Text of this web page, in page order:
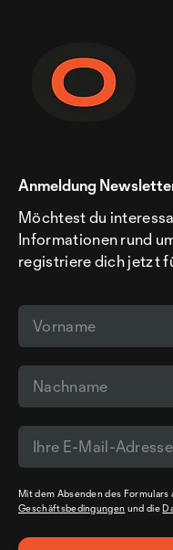
Anmeldung
Möchtest du
Informationen rund
registriere dich jetzt
Mit dem Absenden des
Geschäftsbedingungen und die